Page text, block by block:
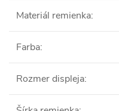
Materiál remienka:
Farba:
Rozmer displeja: